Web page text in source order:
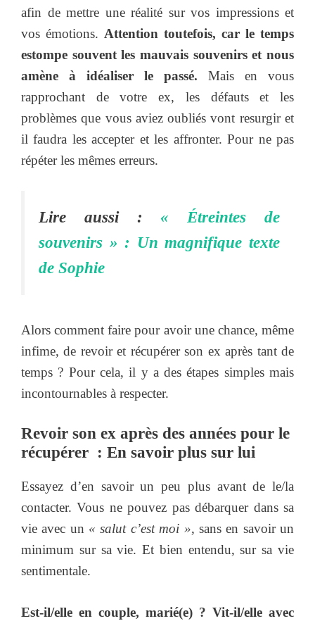
afin de mettre une réalité sur vos impressions et
vos émotions. Attention toutefois, car le temps
estompe souvent les mauvais souvenirs et nous
amène à idéaliser le passé. Mais en vous
rapprochant de votre ex, les défauts et les
problèmes que vous aviez oubliés vont resurgir et
il faudra les accepter et les affronter. Pour ne pas
répéter les mêmes erreurs.
Lire aussi : « Étreintes de
souvenirs » : Un magnifique texte
de Sophie
Alors comment faire pour avoir une chance, même
infime, de revoir et récupérer son ex après tant de
temps ? Pour cela, il y a des étapes simples mais
incontournables à respecter.
Revoir son ex après des années pour le
récupérer : En savoir plus sur lui
Essayez d’en savoir un peu plus avant de le/la
contacter. Vous ne pouvez pas débarquer dans sa
vie avec un « salut c’est moi », sans en savoir un
minimum sur sa vie. Et bien entendu, sur sa vie
sentimentale.
Est-il/elle en couple, marié(e) ? Vit-il/elle avec